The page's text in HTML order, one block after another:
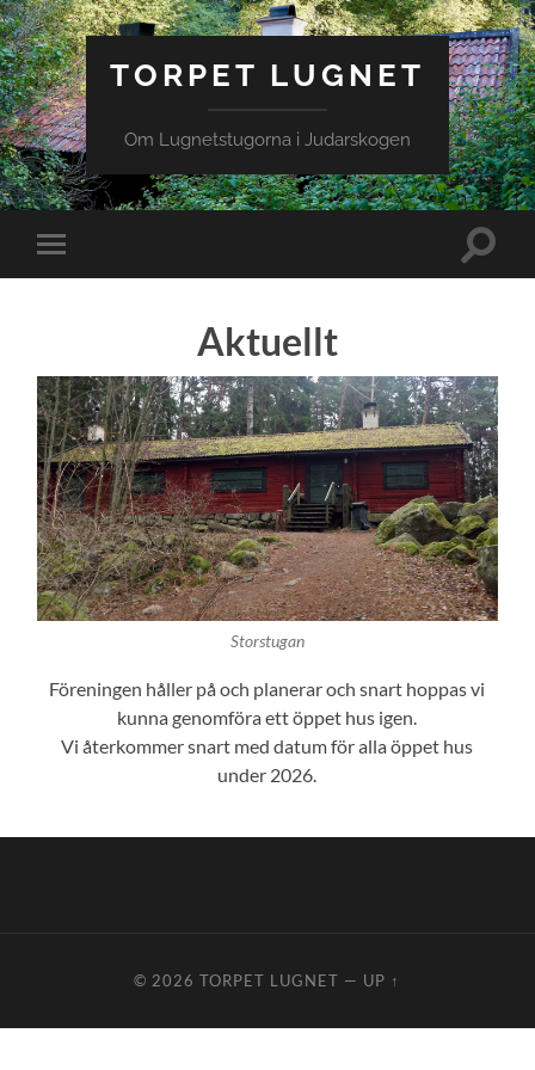
TORPET LUGNET
Om Lugnetstugorna i Judarskogen
Toggle
mobile
Toggle
Aktuellt
Storstugan
Föreningen håller på och planerar och snart hoppas vi
kunna genomföra ett öppet hus igen.
Vi återkommer snart med datum för alla öppet hus
under 2026.
© 2026TORPET LUGNET — UP ↑